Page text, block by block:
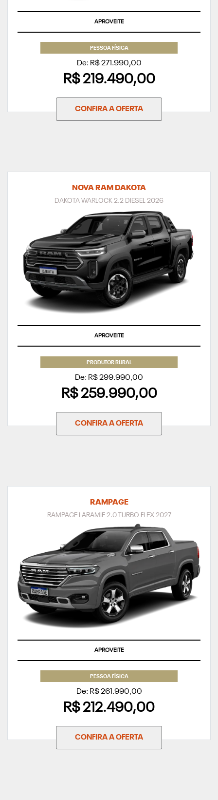
APROVEITE
PESSOA FÍSICA
De: R$ 271.990,00
R$ 219.490,00
CONFIRA A OFERTA
NOVA RAM DAKOTA
DAKOTA WARLOCK 2.2 DIESEL 2026
APROVEITE
PRODUTOR RURAL
De: R$ 299.990,00
R$ 259.990,00
CONFIRA A OFERTA
RAMPAGE
RAMPAGE LARAMIE 2.0 TURBO FLEX 2027
APROVEITE
PESSOA FÍSICA
De: R$ 261.990,00
R$ 212.490,00
CONFIRA A OFERTA